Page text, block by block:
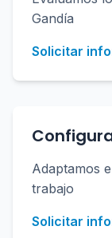
Gandía
Solicitar
Adaptamos
trabajo
Solicitar